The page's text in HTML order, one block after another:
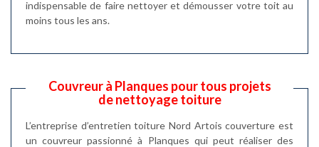
indispensable de faire nettoyer et démousser votre toit au
moins tous les ans.
Couvreur à Planques pour tous projets
de nettoyage toiture
L’entreprise d’entretien toiture Nord Artois couverture est
un couvreur passionné à Planques qui peut réaliser des